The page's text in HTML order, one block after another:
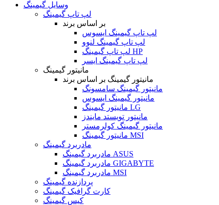
وسایل گیمینگ
لپ تاپ گیمینگ
بر اساس برند
لپ تاپ گیمینگ ایسوس
لپ تاپ گیمینگ لنوو
لپ تاپ گیمینگ HP
لپ تاپ گیمینگ ایسر
مانیتور گیمینگ
مانیتور گیمینگ بر اساس برند
مانیتور گیمینگ سامسونگ
مانیتور گیمینگ ایسوس
مانیتور گیمینگ LG
مانیتور تویستد مایندز
مانیتور گیمینگ کولرمستر
مانیتور گیمینگ MSI
مادربرد گیمینگ
مادربرد گیمینگ ASUS
مادربرد گیمینگ GIGABYTE
مادربرد گیمینگ MSI
پردازنده گیمینگ
کارت گرافیک گیمینگ
کیس گیمینگ